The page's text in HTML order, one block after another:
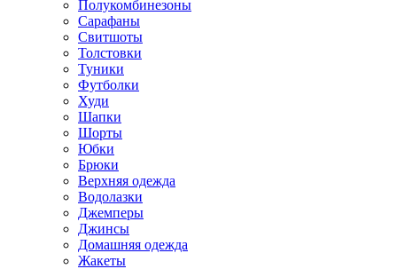
Полукомбинезоны
Сарафаны
Свитшоты
Толстовки
Туники
Футболки
Худи
Шапки
Шорты
Юбки
Брюки
Верхняя одежда
Водолазки
Джемперы
Джинсы
Домашняя одежда
Жакеты